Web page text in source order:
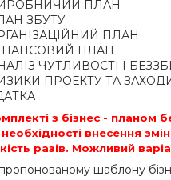
ПЛАН
ЗБУТУ
ПЛАН
ПЛАН
ЧУТЛИВОСТІ І
ПРОЕКТУ ТА ЗАХОДИ
з бізнес - планом
внесення
разів. Можливий
шаблону